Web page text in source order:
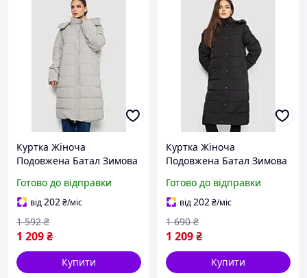
Куртка Жіноча
Подовжена Батал Зимова
Оливкова Довга У
Наявності Великі Розміри
Shopingo
Готово до відправки
від202₴/міс
1 209₴
1 592 ₴
Купити
Куртка Жіноча
Подовжена Батал Зимова
Наявності Великі Розміри
Shopingo
Готово до відправки
від202₴/міс
1 209₴
1 690 ₴
Купити